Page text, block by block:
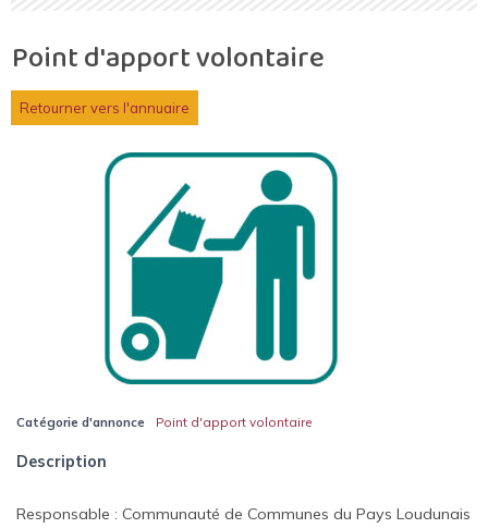
Point d'apport volontaire
Retourner vers l'annuaire
Catégorie d'annonce Point d'apport volontaire
Description
Responsable : Communauté de Communes du Pays Loudunais